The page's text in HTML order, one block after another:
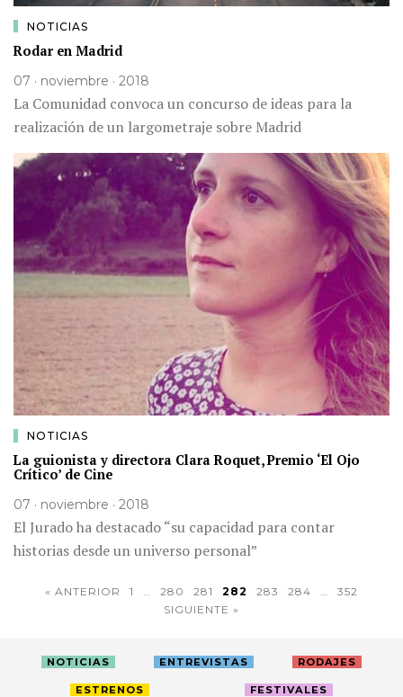
NOTICIAS
Rodar en Madrid
07 · noviembre · 2018
La Comunidad convoca un concurso de ideas para la
realización de un largometraje sobre Madrid
NOTICIAS
La guionista y directora Clara Roquet, Premio ‘El Ojo
Crítico’ de Cine
07 · noviembre · 2018
El Jurado ha destacado “su capacidad para contar
historias desde un universo personal”
« ANTERIOR 1 280 281 282 283 284
352
SIGUIENTE »
NOTICIAS ENTREVISTAS RODAJES
ESTRENOS FESTIVALES